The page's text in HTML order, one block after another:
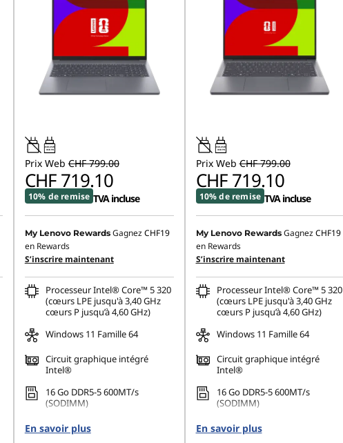
45W-65W
USB PD
Prix Web CHF 799.00
CHF 719.10
10% de remise TVA incluse
My Lenovo Rewards GagnezCHF19
en Rewards
S’inscrire maintenant
Processeur Intel® Core™ 5 320
(cœurs LPE jusqu'à 3,40 GHz
cœurs P jusqu’à 4,60 GHz)
Windows 11 Famille 64
Circuit graphique intégré
Intel®
16 Go DDR5-5 600MT/s
(SODIMM)
512 Go SSD M.2 2242 PCIe
Gen4 QLC
En savoir plus
45W-65W
USB PD
Prix Web CHF 799.00
CHF 719.10
10% de remise TVA incluse
My Lenovo Rewards GagnezCHF19
en Rewards
S’inscrire maintenant
Processeur Intel® Core™ 5 320
(cœurs LPE jusqu'à 3,40 GHz
cœurs P jusqu’à 4,60 GHz)
Windows 11 Famille 64
Circuit graphique intégré
Intel®
16 Go DDR5-5 600MT/s
(SODIMM)
512 Go SSD M.2 2242 PCIe
Gen4 QLC
En savoir plus